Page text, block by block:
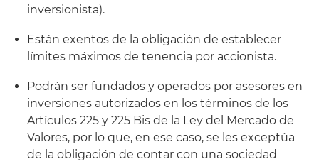
inversionista).
Están exentos de la obligación de establecer
límites máximos de tenencia por accionista.
Podrán ser fundados y operados por asesores en
inversiones autorizados en los términos de los
Artículos 225 y 225 Bis de la Ley del Mercado de
Valores, por lo que, en ese caso, se les exceptúa
de la obligación de contar con una sociedad